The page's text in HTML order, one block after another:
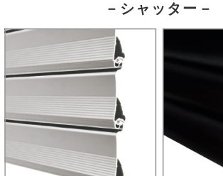
－シャッター－